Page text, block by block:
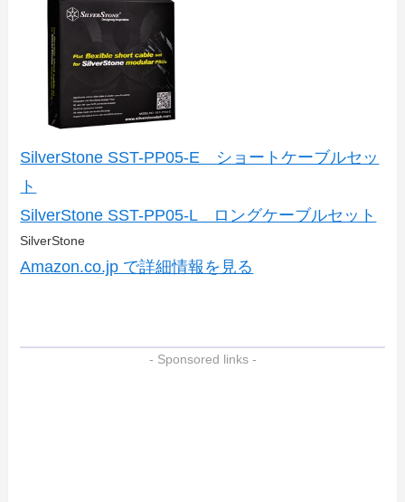
SilverStone SST-PP05-E ショートケーブルセッ
ト
SilverStone SST-PP05-L ロングケーブルセット
SilverStone
Amazon.co.jp で詳細情報を見る
- Sponsored links -